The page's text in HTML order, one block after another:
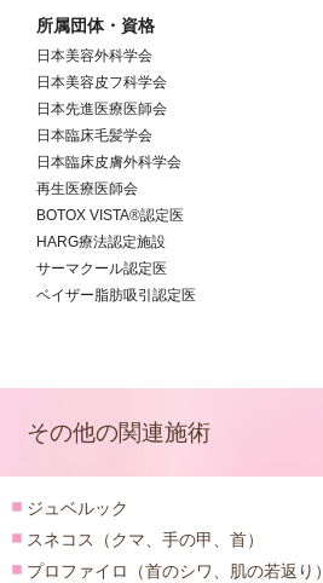
所属団体・資格
日本美容外科学会
日本美容皮フ科学会
日本先進医療医師会
日本臨床毛髪学会
日本臨床皮膚外科学会
再生医療医師会
BOTOX VISTA®認定医
HARG療法認定施設
サーマクール認定医
ベイザー脂肪吸引認定医
その他の関連施術
ジュベルック
スネコス（クマ、手の甲、首）
プロファイロ（首のシワ、肌の若返り）